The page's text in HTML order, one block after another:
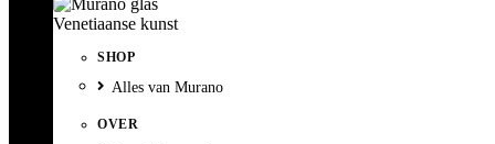
Venetiaanse kunst
SHOP
Alles van Murano
OVER